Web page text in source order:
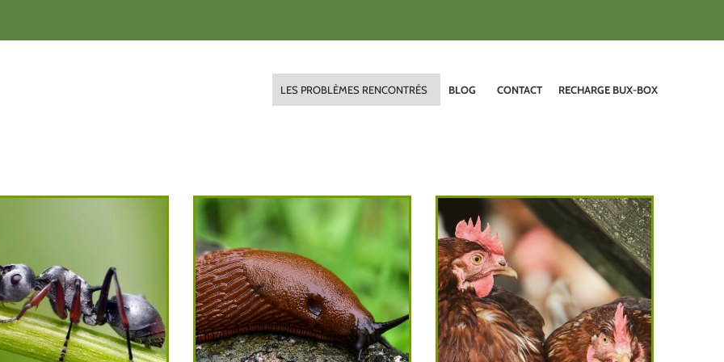
LES PROBLÈMES RENCONTRÉS BLOG CONTACT RECHARGE BUX-BOX